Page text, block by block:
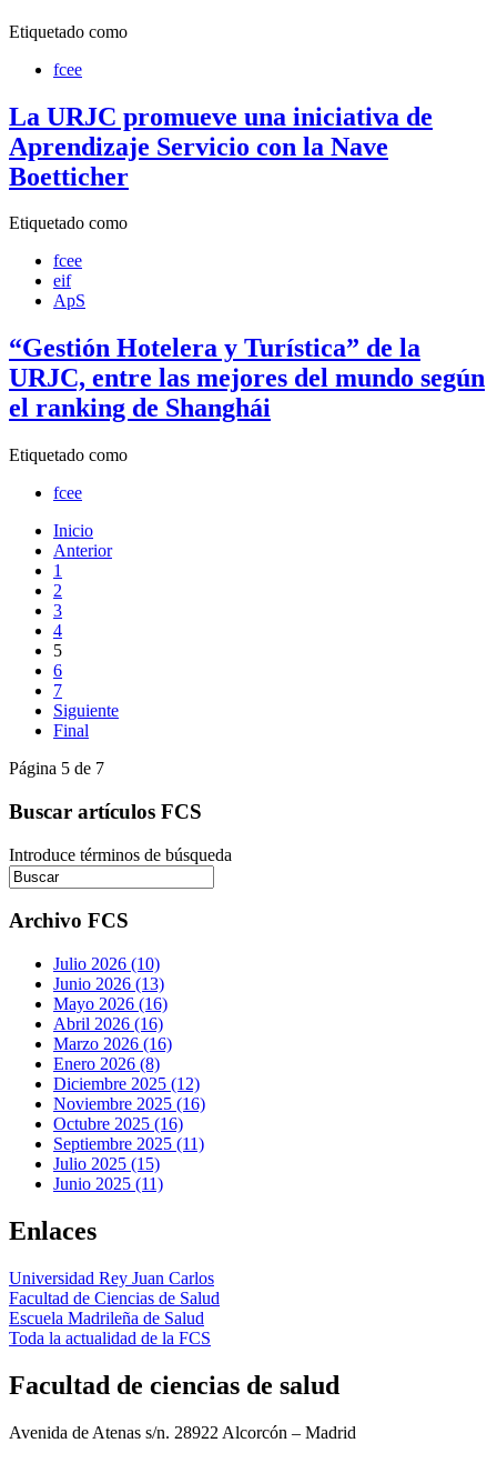
Etiquetado como
fcee
La URJC promueve una iniciativa de
Aprendizaje Servicio con la Nave
Boetticher
Etiquetado como
fcee
eif
ApS
“Gestión Hotelera y Turística” de la
URJC, entre las mejores del mundo según
el ranking de Shanghái
Etiquetado como
fcee
Inicio
Anterior
1
2
3
4
5
6
7
Siguiente
Final
Página 5 de 7
Buscar artículos FCS
Introduce términos de búsqueda
Archivo FCS
Julio 2026 (10)
Junio 2026 (13)
Mayo 2026 (16)
Abril 2026 (16)
Marzo 2026 (16)
Enero 2026 (8)
Diciembre 2025 (12)
Noviembre 2025 (16)
Octubre 2025 (16)
Septiembre 2025 (11)
Julio 2025 (15)
Junio 2025 (11)
Enlaces
Universidad Rey Juan Carlos
Facultad de Ciencias de Salud
Escuela Madrileña de Salud
Toda la actualidad de la FCS
Facultad de ciencias de salud
Avenida de Atenas s/n. 28922 Alcorcón – Madrid